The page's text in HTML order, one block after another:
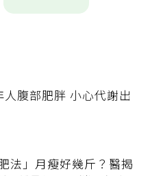
人腹部肥胖 小心代謝出
法」月瘦好幾斤？醫揭